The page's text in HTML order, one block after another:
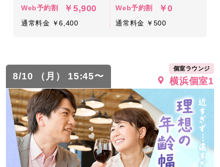
Web予約割 ￥5,900
通常料金 ￥6,400
Web予約割 ￥0
通常料金 ￥500
8/10 （月） 15:45〜
個室ラウンジ
横浜個室1